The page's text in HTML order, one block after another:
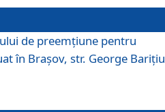
de preemţiune pentru
în Braşov, str. George